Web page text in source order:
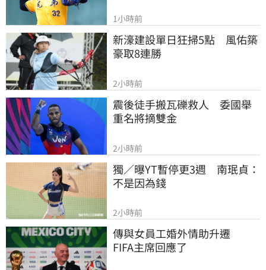
1小時前
新濠建設單日狂掃5點　風佑築
豪取8連勝
2小時前
震後徒手搬瓦礫救人　委國舉
重名將摘雙金
2小時前
獨／曝YT暫停更3週　南珉貞：
不是因為錢
2小時前
傳與女員工婚外情助升遷
FIFA主席回應了